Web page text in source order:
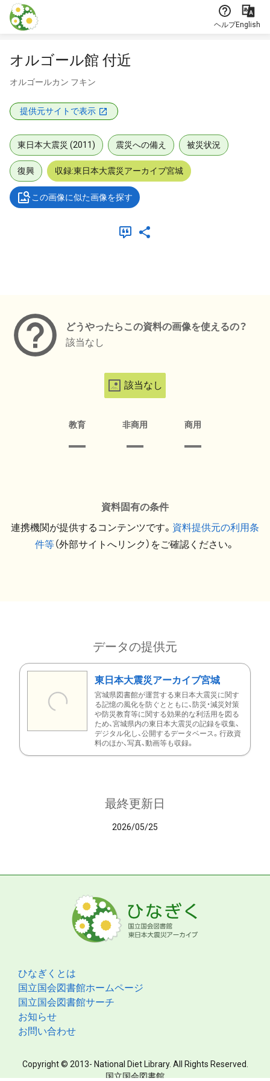
本文に飛ぶ
ヘルプEnglish
オルゴール館 付近
オルゴールカン フキン
提供元サイトで表示
東日本大震災 (2011) 震災への備え 被災状況
復興 収録:東日本大震災アーカイブ宮城
この画像に似た画像を探す
どうやったらこの資料の画像を使えるの？
該当なし
該当なし
教育 非商用 商用
資料固有の条件
連携機関が提供するコンテンツです。 資料提供元の利用条
件等（外部サイトへリンク）をご確認ください。
データの提供元
東日本大震災アーカイブ宮城
宮城県図書館が運営する東日本大震災に関す
る記憶の風化を防ぐとともに、防災・減災対策
や防災教育等に関する効果的な利活用を図る
ため、宮城県内の東日本大震災の記録を収集、
デジタル化し、公開するデータベース。行政資
料のほか、写真、動画等も収録。
最終更新日
2026/05/25
ひなぎくとは
国立国会図書館ホームページ
国立国会図書館サーチ
お知らせ
お問い合わせ
Copyright © 2013- National Diet Library. All Rights Reserved.